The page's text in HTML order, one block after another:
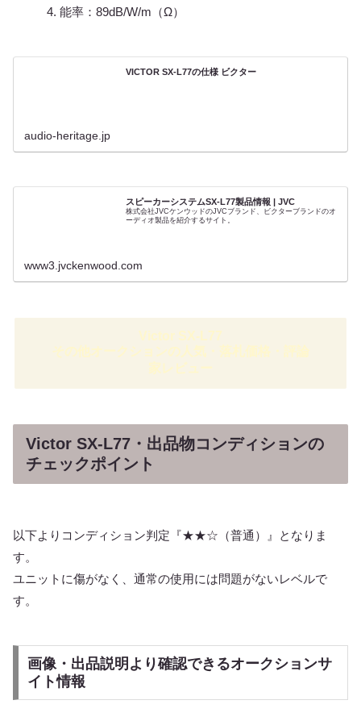
能率：89dB/W/m（Ω）
VICTOR SX-L77の仕様 ビクター
audio-heritage.jp
スピーカーシステムSX-L77製品情報 | JVC
株式会社JVCケンウッドのJVCブランド、ビクターブランドのオ
ーディオ製品を紹介するサイト。
www3.jvckenwood.com
Victor SX-L77
その他オークションの人気・落札価格・評論
家レビュー
Victor SX-L77・出品物コンディションの
チェックポイント
以下よりコンディション判定『★★☆（普通）』となりま
す。
ユニットに傷がなく、通常の使用には問題がないレベルで
す。
画像・出品説明より確認できるオークションサ
イト情報